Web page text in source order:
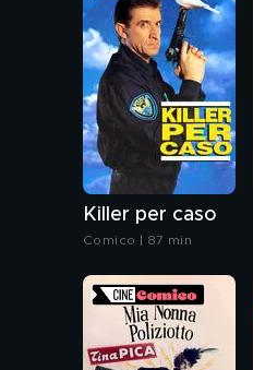
Killer per caso
Comico | 87 min